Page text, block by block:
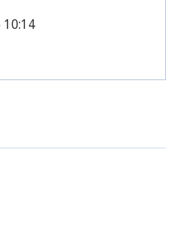
10:14